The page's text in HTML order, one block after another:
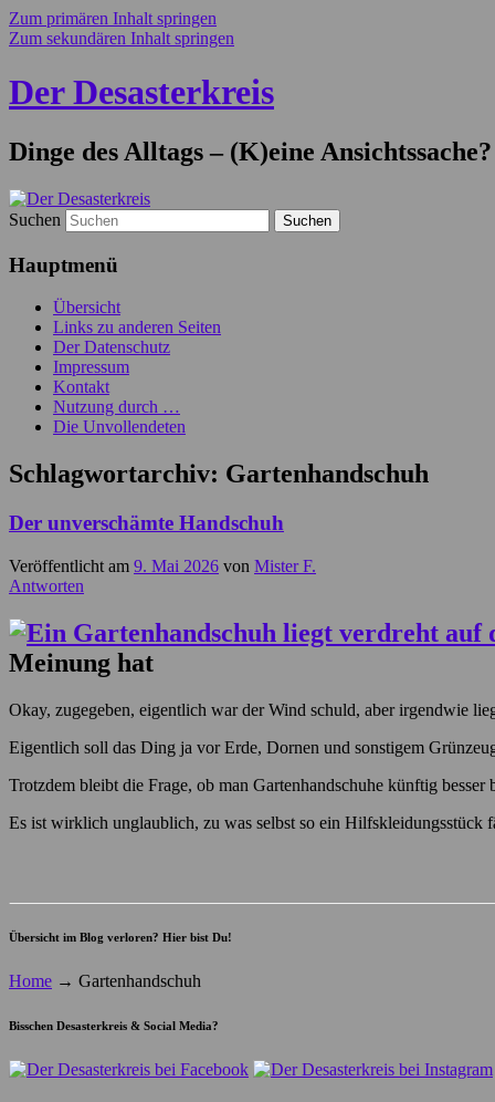
Zum primären Inhalt springen
Zum sekundären Inhalt springen
Der Desasterkreis
Dinge des Alltags – (K)eine Ansichtssache?
Suchen
Hauptmenü
Übersicht
Links zu anderen Seiten
Der Datenschutz
Impressum
Kontakt
Nutzung durch …
Die Unvollendeten
Schlagwortarchiv: Gartenhandschuh
Der unverschämte Handschuh
Veröffentlicht am 9. Mai 2026 von Mister F.
Antworten
Meinung hat
Okay, zugegeben, eigentlich war der Wind schuld, aber irgendwie
Eigentlich soll das Ding ja vor Erde, Dornen und sonstigem
Trotzdem bleibt die Frage, ob man Gartenhandschuhe künftig besser
Es ist wirklich unglaublich, zu was selbst so ein Hilfskleidungsstück
Übersicht im Blog verloren? Hier bist Du!
Home → Gartenhandschuh
Bisschen Desasterkreis & Social Media?